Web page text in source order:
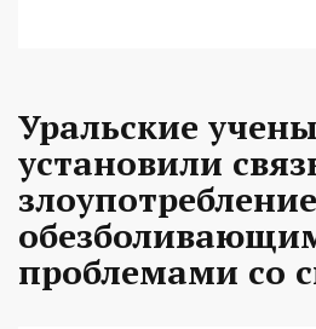
Уральские
установили
проблемами со